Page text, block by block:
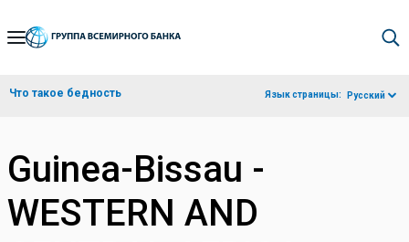
Skip
Navigation
Что такое бедность Язык страницы: Русский
Guinea-Bissau -
WESTERN AND